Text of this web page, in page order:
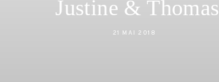
Justine & Thomas
21 MAI 2018